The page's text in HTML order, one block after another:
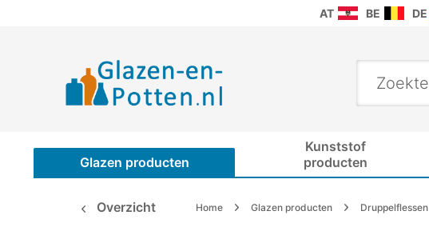
AT BE DE
Glazen producten
Kunststof
producten
Overzicht Home Glazen producten Druppelflessen